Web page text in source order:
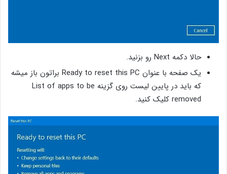
حالا دکمه‌ Next رو بزنید.
یک صفحه با عنوان Ready to reset this PC براتون باز میشه
که باید در پایین لیست روی گزینه‌ List of apps to be
removed کلیک کنید.